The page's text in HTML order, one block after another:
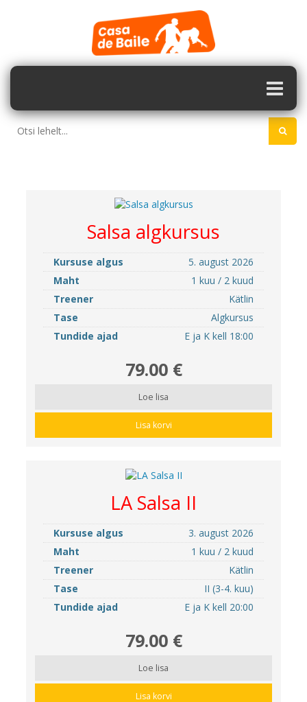
Salsa algkursus
Kursuse algus
5. august 2026
Maht
1 kuu / 2 kuud
Treener
Kätlin
Tase
Algkursus
Tundide ajad
E ja K kell 18:00
79.00 €
Loe lisa
Lisa korvi
LA Salsa II
Kursuse algus
3. august 2026
Maht
1 kuu / 2 kuud
Treener
Kätlin
Tase
II (3-4. kuu)
Tundide ajad
E ja K kell 20:00
79.00 €
Loe lisa
Lisa korvi